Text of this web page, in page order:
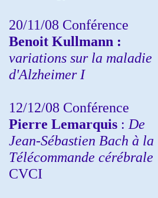
20/11/08 Conférence
Benoit Kullmann :
variations sur la maladie
d'Alzheimer I
12/12/08 Conférence
Pierre Lemarquis : De
Jean-Sébastien Bach à la
Télécommande cérébrale
CVCI